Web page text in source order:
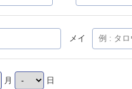
メイ
月 日